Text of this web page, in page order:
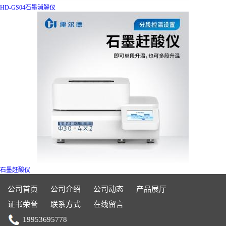
HD-GS04石墨消解仪
石墨赶酸仪
公司首页 公司介绍 公司动态
产品展厅
证书荣誉
联系方式
在线留言
19953695778